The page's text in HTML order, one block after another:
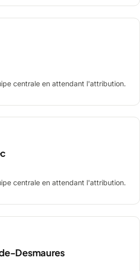
centrale en attendant l'attribution.
centrale en attendant l'attribution.
Desmaures